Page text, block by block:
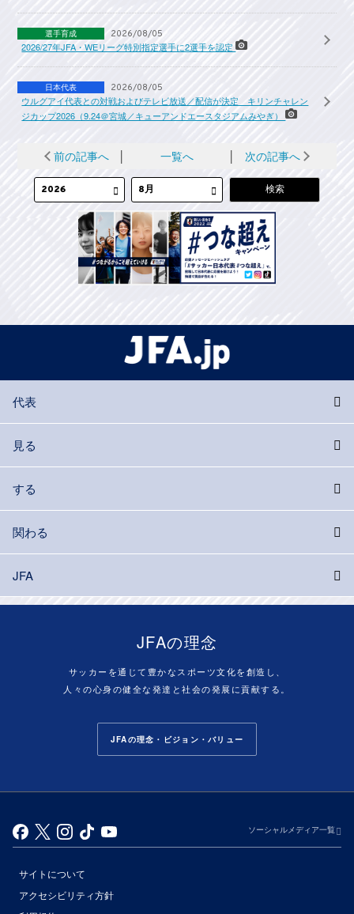
選手育成 2026/08/05
2026/27年JFA・WEリーグ特別指定選手に2選手を認定
日本代表 2026/08/05
ウルグアイ代表との対戦およびテレビ放送／配信が決定 キリンチャレン
ジカップ2026（9.24＠宮城／キューアンドエースタジアムみやぎ）
前の記事へ │ 一覧へ │ 次の記事へ
代表
見る
する
関わる
JFA
JFAの理念
サッカーを通じて豊かなスポーツ文化を創造し、
人々の心身の健全な発達と社会の発展に貢献する。
JFAの理念・ビジョン・バリュー
ソーシャルメディア一覧
サイトについて
アクセシビリティ方針